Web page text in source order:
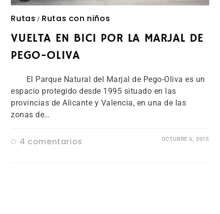
Rutas / Rutas con niños
VUELTA EN BICI POR LA MARJAL DE
PEGO-OLIVA
El Parque Natural del Marjal de Pego-Oliva es un
espacio protegido desde 1995 situado en las
provincias de Alicante y Valencia, en una de las
zonas de…
4 comentarios OCTUBRE 6, 2015